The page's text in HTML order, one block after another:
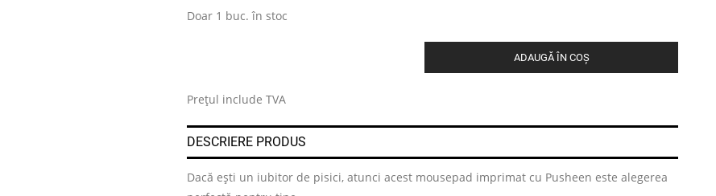
Doar 1 buc. în stoc
ADAUGĂ ÎN COȘ
Prețul include TVA
DESCRIERE PRODUS
Dacă ești un iubitor de pisici, atunci acest mousepad imprimat cu Pusheen este alegerea